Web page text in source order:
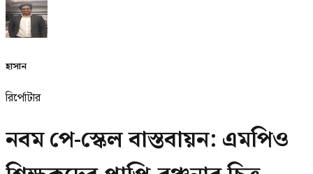
হাসান
রির্পোটার
নবম পে-স্কেল বাস্তবায়ন: এমপিও